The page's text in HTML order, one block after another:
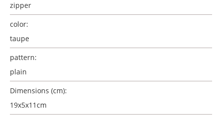
zipper
color:
taupe
pattern:
plain
Dimensions (cm):
19x5x11cm